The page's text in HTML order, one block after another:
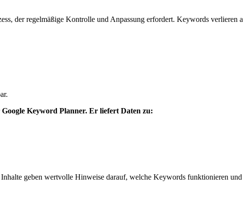
der regelmäßige Kontrolle und Anpassung erfordert. Keywords verlieren
Keyword Planner. Er liefert Daten zu:
geben wertvolle Hinweise darauf, welche Keywords funktionieren und